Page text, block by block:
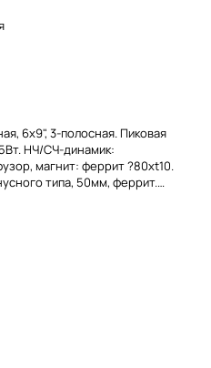
6х9", 3-полосная. Пиковая
НЧ/СЧ-динамик:
магнит: феррит ?80xt10.
типа, 50мм, феррит.
керамический, 12мм. Импеданс 4Ом